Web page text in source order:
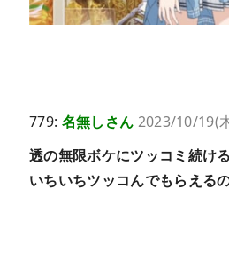
779: 名無しさん 2023/10/19(
透の無限ボケにツッコミ続け
いちいちツッコんでもらえる